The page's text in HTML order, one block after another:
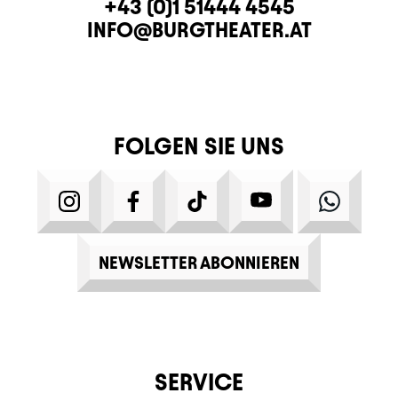
KONTAKTTELEFON
+43 (0)1 51444 4545
E-MAIL
INFO@BURGTHEATER.AT
FOLGEN SIE UNS
INSTAGRAMFACEBOOKTIKTOK YOUTUBE
NEWSLETTER ABONNIEREN
SERVICE